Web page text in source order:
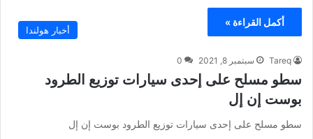
أكمل القراءة »
أخبار هولندا
Tareq سبتمبر 8, 2021 0
سطو مسلح على إحدى سيارات توزيع الطرود
بوست إن إل
سطو مسلح على إحدى سيارات توزيع الطرود بوست إن إل